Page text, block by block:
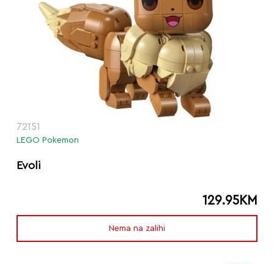
72151
LEGO Pokemon
Evoli
129.95KM
Nema na zalihi